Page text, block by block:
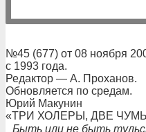
№45 (677) от 08 ноября
с 1993 года.
Редактор — А. Проханов.
Обновляется по средам.
Юрий Макунин
«ТРИ ХОЛЕРЫ, ДВЕ
Быть или не быть